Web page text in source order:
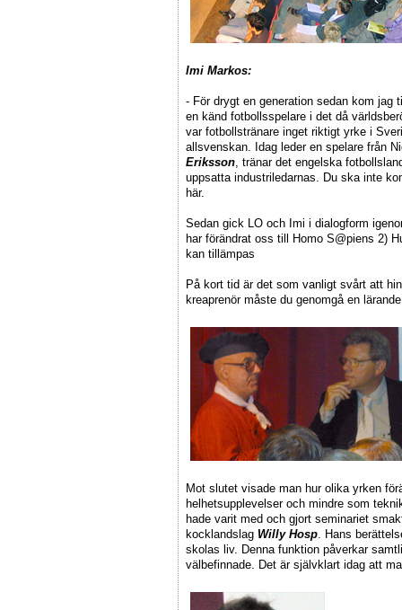
Imi Markos:
- För drygt en generation sedan kom jag
en känd fotbollsspelare i det då
var fotbollstränare inget riktigt yrke i
allsvenskan. Idag leder en spelare från
Eriksson , tränar det engelska
uppsatta industriledarnas. Du ska inte
här.
Sedan gick LO och Imi i dialogform
har förändrat oss till Homo S@piens 2)
kan tillämpas
På kort tid är det som vanligt svårt att
kreaprenör måste du genomgå en
Mot slutet visade man hur olika yrken
helhetsupplevelser och mindre som
hade varit med och gjort seminariet
kocklandslag Willy Hosp . Hans
skolas liv. Denna funktion påverkar
välbefinnade. Det är självklart idag att